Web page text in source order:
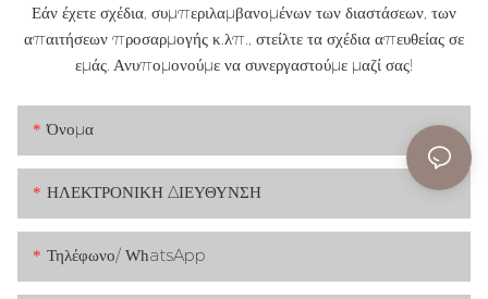
Εάν έχετε σχέδια, συμπεριλαμβανομένων των διαστάσεων, των
απαιτήσεων προσαρμογής κ.λπ., στείλτε τα σχέδια απευθείας σε
εμάς. Ανυπομονούμε να συνεργαστούμε μαζί σας!
Όνομα
ΗΛΕΚΤΡΟΝΙΚΗ ΔΙΕΥΘΥΝΣΗ
Τηλέφωνο/ WhatsApp